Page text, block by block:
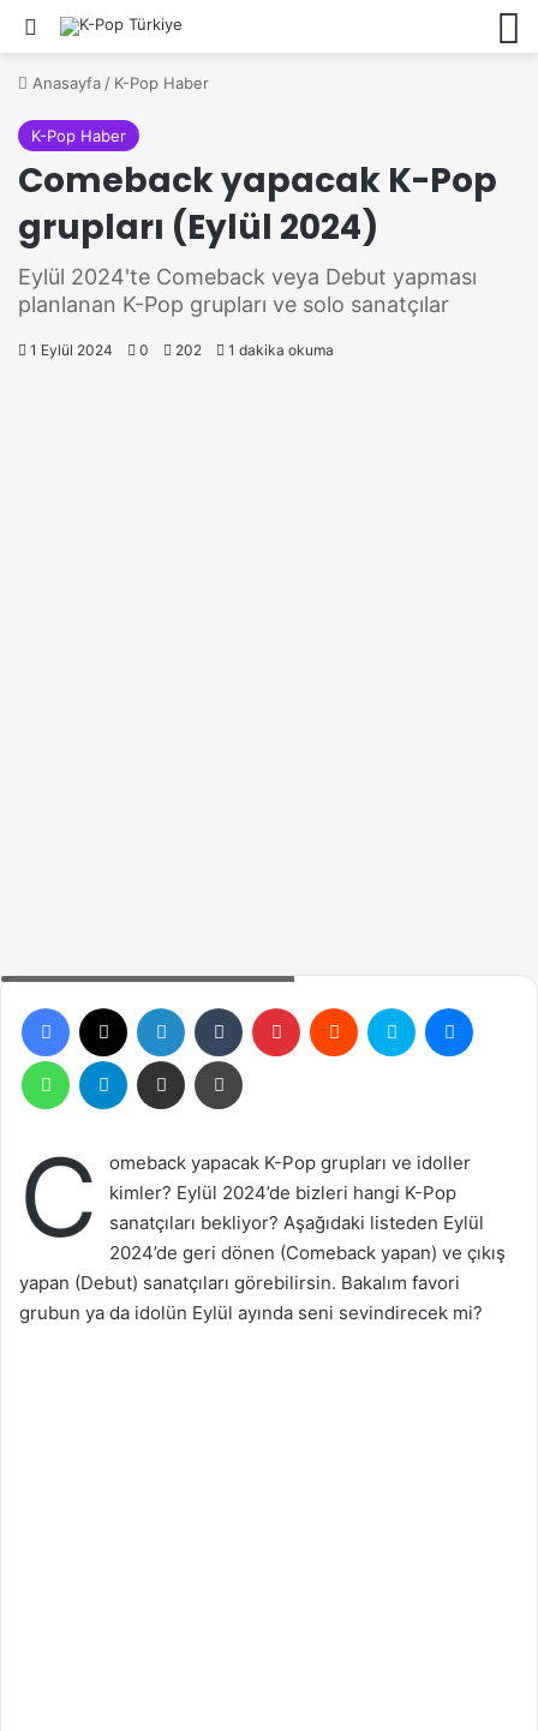
Ara
Anasayfa / K-Pop Haber
K-Pop Haber
Comeback yapacak K-Pop
grupları (Eylül 2024)
Eylül 2024'te Comeback veya Debut yapması
planlanan K-Pop grupları ve solo sanatçılar
1 Eylül 2024 0 202 1 dakika okuma
Facebook LinkedIn Tumblr Pinterest Reddit Skype
WhatsAppTelegram Email ile gönder Yazdır
C
omeback yapacak K-Pop grupları ve idoller
kimler? Eylül 2024’de bizleri hangi K-Pop
sanatçıları bekliyor? Aşağıdaki listeden Eylül
2024’de geri dönen (Comeback yapan) ve çıkış
yapan (Debut) sanatçıları görebilirsin. Bakalım favori
grubun ya da idolün Eylül ayında seni sevindirecek mi?